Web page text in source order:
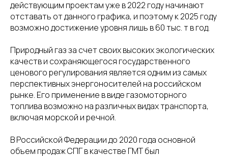
действующим проектам уже в 2022 году начинают
отставать от данного графика, и поэтому к 2025 году
возможно достижение уровня лишь в 60 тыс. т в год.
Природный газ за счет своих высоких экологических
качеств и сохраняющегося государственного
ценового регулирования является одним из самых
перспективных энергоносителей на российском
рынке. Его применение в виде газомоторного
топлива возможно на различных видах транспорта,
включая морской и речной.
В Российской Федерации до 2020 года основной
объем продаж СПГ в качестве ГМТ был